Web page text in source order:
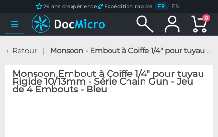
26 ans d'expérience Expédition rapide FR / EN
0
Retour Monsoon - Embout à Coiffe 1/4" pour tuyau Rigide 10/13mm - Série Chain Gun - Jeu de 4 Embouts - Bleu
Monsoon Embout à Coiffe 1/4" pour tuyau
Rigide 10/13mm - Série Chain Gun - Jeu
de 4 Embouts - Bleu